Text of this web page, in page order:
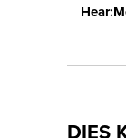
DIES